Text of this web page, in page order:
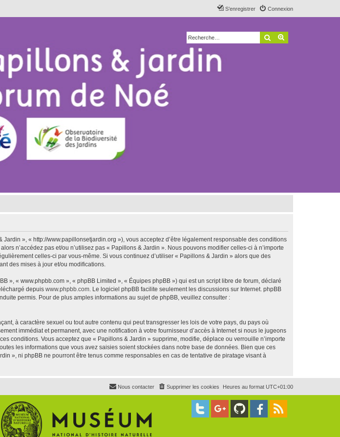
Connexion
S’enregistrer
Rechercher
», « http://www.papillonsetjardin.org »), vous acceptez d’être légalement responsable des conditions
n’accédez pas et/ou n’utilisez pas « Papillons & Jardin ». Nous pouvons modifier celles-ci à n’importe
celles-ci par vous-même. Si vous continuez d’utiliser « Papillons & Jardin » alors que des
des mises à jour et/ou modifications.
», « www.phpbb.com », « phpBB Limited », « Équipes phpBB ») qui est un script libre de forum, déclaré
depuis www.phpbb.com. Le logiciel phpBB facilite seulement les discussions sur Internet. phpBB
permis. Pour de plus amples informations au sujet de phpBB, veuillez consulter :
à caractère sexuel ou tout autre contenu qui peut transgresser les lois de votre pays, du pays où
immédiat et permanent, avec une notification à votre fournisseur d’accès à Internet si nous le jugeons
conditions. Vous acceptez que « Papillons & Jardin » supprime, modifie, déplace ou verrouille n’importe
les informations que vous avez saisies soient stockées dans notre base de données. Bien que ces
», ni phpBB ne pourront être tenus comme responsables en cas de tentative de piratage visant à
Heures au format UTC+01:00
Supprimer les cookies
Nous contacter